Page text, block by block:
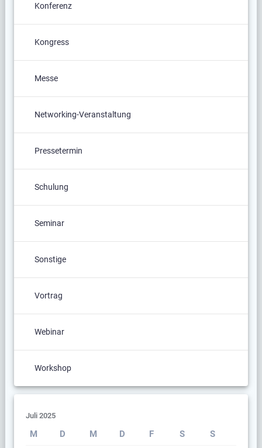
Konferenz
Kongress
Messe
Networking-Veranstaltung
Pressetermin
Schulung
Seminar
Sonstige
Vortrag
Webinar
Workshop
Juli 2025
M D M D F S S